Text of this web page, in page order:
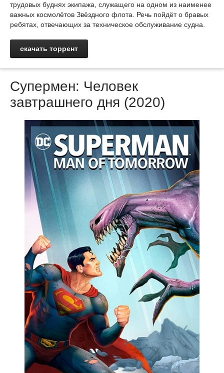
трудовых буднях экипажа, служащего на одном из наименее
важных космолётов Звёздного флота. Речь пойдёт о бравых
ребятах, отвечающих за техническое обслуживание судна.
скачать торрент
Супермен: Человек
завтрашнего дня (2020)